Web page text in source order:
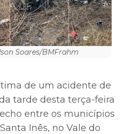
Soares/BMFrahm
de um acidente de
tarde desta terça-feira
entre os municípios
Inês, no Vale do